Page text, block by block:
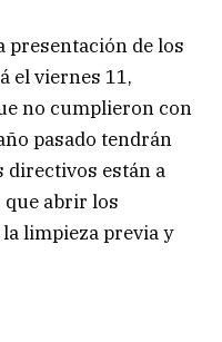
presentación de los
el viernes 11,
no cumplieron con
pasado tendrán
directivos están a
abrir los
limpieza previa y